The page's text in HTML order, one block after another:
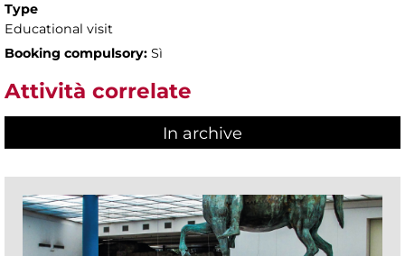
Type
Educational visit
Booking compulsory: Sì
Attività correlate
In archive